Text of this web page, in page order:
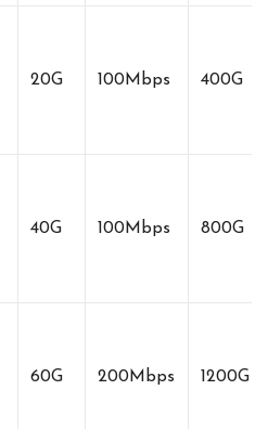
20G 100Mbps 400G
40G 100Mbps 800G
60G 200Mbps 1200G